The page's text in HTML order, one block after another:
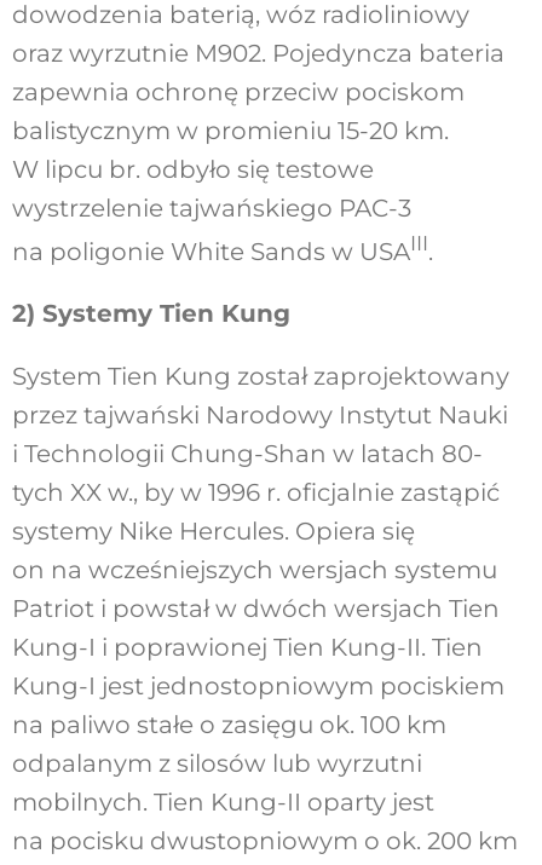
dowodzenia baterią, wóz radioliniowy
oraz wyrzutnie M902. Pojedyncza bateria
zapewnia ochronę przeciw pociskom
balistycznym w promieniu 15-20 km.
W lipcu br. odbyło się testowe
wystrzelenie tajwańskiego PAC-3
na poligonie White Sands w USAIII.
2) Systemy Tien Kung
System Tien Kung został zaprojektowany
przez tajwański Narodowy Instytut Nauki
i Technologii Chung-Shan w latach 80-
tych XX w., by w 1996 r. oficjalnie zastąpić
systemy Nike Hercules. Opiera się
on na wcześniejszych wersjach systemu
Patriot i powstał w dwóch wersjach Tien
Kung-I i poprawionej Tien Kung-II. Tien
Kung-I jest jednostopniowym pociskiem
na paliwo stałe o zasięgu ok. 100 km
odpalanym z silosów lub wyrzutni
mobilnych. Tien Kung-II oparty jest
na pocisku dwustopniowym o ok. 200 km